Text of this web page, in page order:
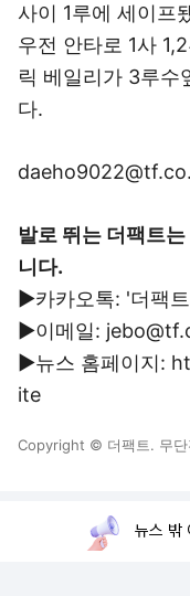
사이 1루에 세이프
우전 안타로 1사
릭 베일리가 3루수
다.
발로 뛰는 더팩트
니다.
▶카카오톡: '더팩
▶이메일:
▶뉴스 홈페이지:
ite
Copyright © 더팩트. 무단
뉴스 밖